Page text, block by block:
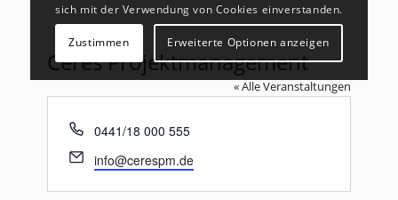
Ceres Projektmanagement
« Alle Veranstaltungen
Telefon
0441/18 000 555
Email
info@cerespm.de
sich mit der Verwendung von Cookies einverstanden.
Zustimmen Erweiterte Optionen anzeigen